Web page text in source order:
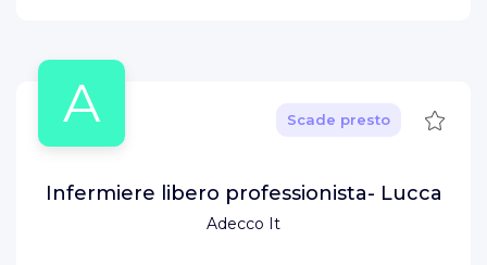
A
Adecco It
Scade presto Salva
Infermiere libero professionista- Lucca